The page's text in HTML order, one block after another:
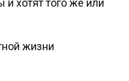
и хотят того же или
жизни